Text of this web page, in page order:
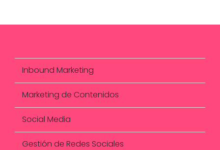
Inbound Marketing
Marketing de Contenidos
Social Media
Gestión de Redes Sociales